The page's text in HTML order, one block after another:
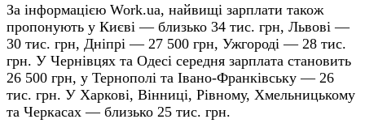
За інформацією Work.ua, найвищі зарплати також
пропонують у Києві — близько 34 тис. грн, Львові —
30 тис. грн, Дніпрі — 27 500 грн, Ужгороді — 28 тис.
грн. У Чернівцях та Одесі середня зарплата становить
26 500 грн, у Тернополі та Івано-Франківську — 26
тис. грн. У Харкові, Вінниці, Рівному, Хмельницькому
та Черкасах — близько 25 тис. грн.